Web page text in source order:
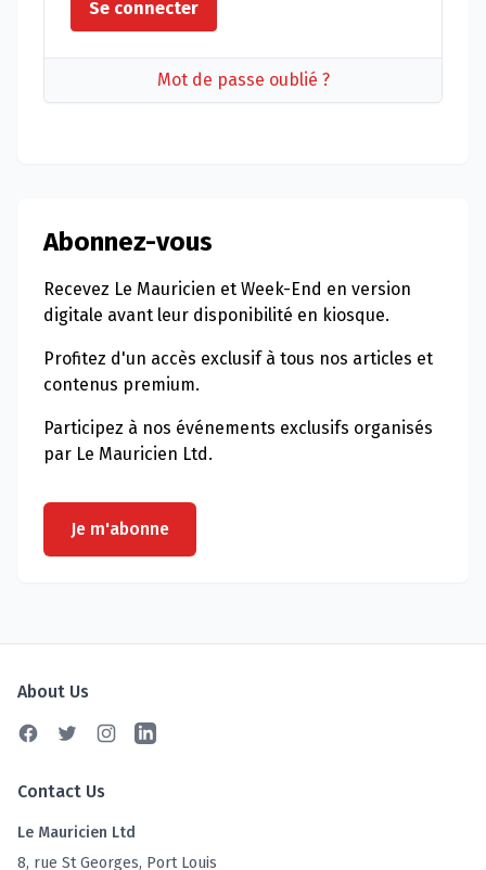
Mot de passe oublié ?
Abonnez-vous
Recevez Le Mauricien et Week-End en version
digitale avant leur disponibilité en kiosque.
Profitez d'un accès exclusif à tous nos articles et
contenus premium.
Participez à nos événements exclusifs organisés
par Le Mauricien Ltd.
Je m'abonne
About Us
FacebookTwitterInstagramLinkedin
Contact Us
Le Mauricien Ltd
8, rue St Georges, Port Louis